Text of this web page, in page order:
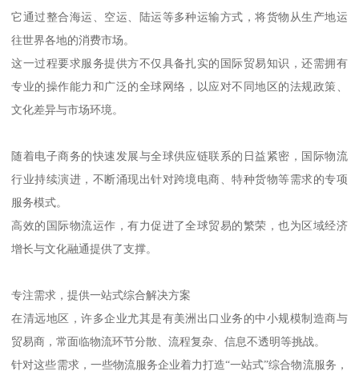
它通过整合海运、空运、陆运等多种运输方式，将货物从生产地运
往世界各地的消费市场。
这一过程要求服务提供方不仅具备扎实的国际贸易知识，还需拥有
专业的操作能力和广泛的全球网络，以应对不同地区的法规政策、
文化差异与市场环境。
随着电子商务的快速发展与全球供应链联系的日益紧密，国际物流
行业持续演进，不断涌现出针对跨境电商、特种货物等需求的专项
服务模式。
高效的国际物流运作，有力促进了全球贸易的繁荣，也为区域经济
增长与文化融通提供了支撑。
专注需求，提供一站式综合解决方案
在清远地区，许多企业尤其是有美洲出口业务的中小规模制造商与
贸易商，常面临物流环节分散、流程复杂、信息不透明等挑战。
针对这些需求，一些物流服务企业着力打造“一站式”综合物流服务，